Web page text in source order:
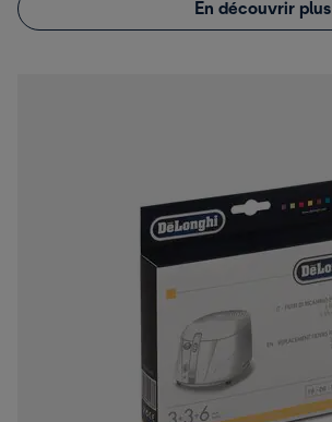
En découvrir plus